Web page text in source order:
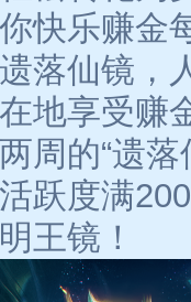
快乐赚金
落仙镜，
地享受赚
周的“遗
跃度满
王镜！